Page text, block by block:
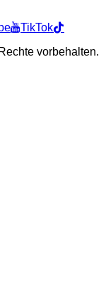
TikTok
vorbehalten.